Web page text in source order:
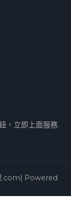
，立即上面服務.
.com| Powered